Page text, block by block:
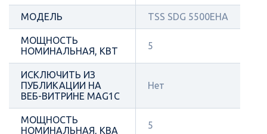
МОДЕЛЬ TSS SDG 5500EHA
МОЩНОСТЬ
НОМИНАЛЬНАЯ, КВТ
5
ИСКЛЮЧИТЬ ИЗ
ПУБЛИКАЦИИ НА
ВЕБ-ВИТРИНЕ MAG1C
Нет
МОЩНОСТЬ
НОМИНАЛЬНАЯ, КВА
5